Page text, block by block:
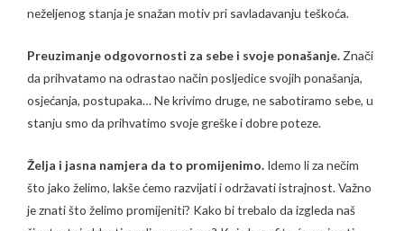
neželjenog stanja je snažan motiv pri savladavanju teškoća.
Preuzimanje odgovornosti za sebe i svoje ponašanje. Znači
da prihvatamo na odrastao način posljedice svojih ponašanja,
osjećanja, postupaka… Ne krivimo druge, ne sabotiramo sebe, u
stanju smo da prihvatimo svoje greške i dobre poteze.
Želja i jasna namjera da to promijenimo. Idemo li za nečim
što jako želimo, lakše ćemo razvijati i održavati istrajnost. Važno
je znati što želimo promijeniti? Kako bi trebalo da izgleda naš